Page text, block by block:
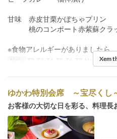
甘味 赤皮甘栗かぼちゃプリン
桃のコンポート赤紫蘇クラ
※食物アレルギーがありましたら
Ngày T2, T3, T4, T5, T6, T7, Hol Bữa
Xem
ゆかわ特別会席 ～宝尽くし
お客様の大切な日を彩る、料理長